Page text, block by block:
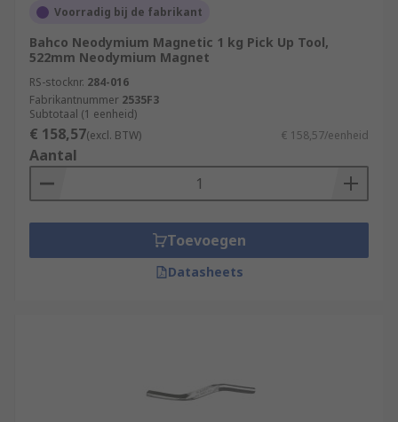
Voorradig bij de fabrikant
Bahco Neodymium Magnetic 1 kg Pick Up Tool,
522mm Neodymium Magnet
RS-stocknr. 284-016
Fabrikantnummer 2535F3
Subtotaal (1 eenheid)
€ 158,57(excl. BTW) € 158,57/eenheid
Aantal
Toevoegen
Datasheets